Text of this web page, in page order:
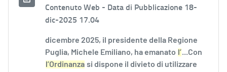
Contenuto Web - Data di Pubblicazione 18-
dic-2025 17.04
dicembre 2025, il presidente della Regione
Puglia, Michele Emiliano, ha emanato l’...Con
l’Ordinanza si dispone il divieto di utilizzare